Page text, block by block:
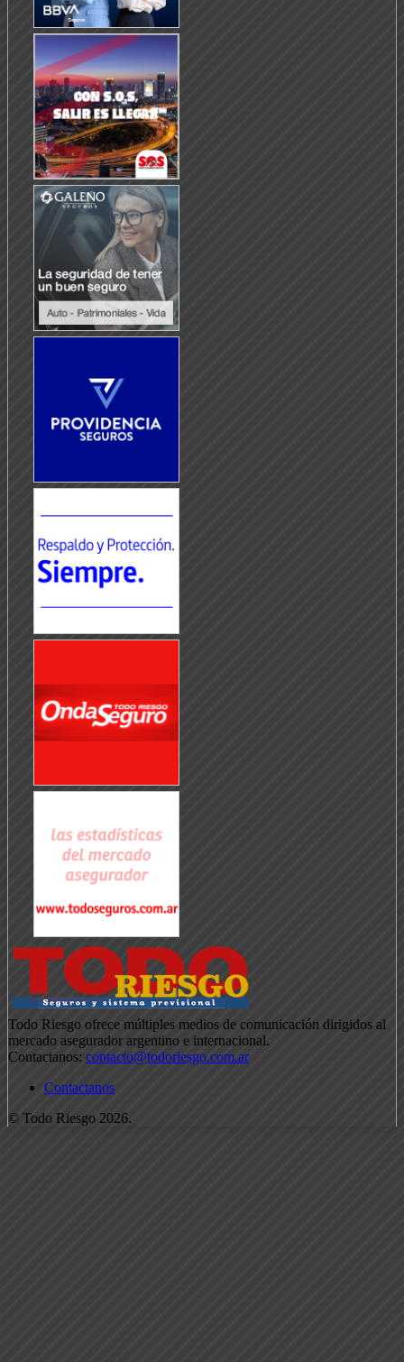
Todo Riesgo ofrece múltiples medios de comunicación dirigidos al
mercado asegurador argentino e internacional.
Contactanos: contacto@todoriesgo.com.ar
Contactanos
© Todo Riesgo 2026.